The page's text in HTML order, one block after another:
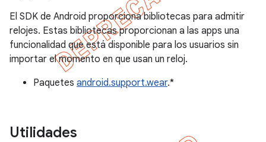
El SDK de Android proporciona bibliotecas para admitir
relojes. Estas bibliotecas proporcionan a las apps una
funcionalidad que está disponible para los usuarios sin
importar el momento en que usan un reloj.
Paquetes android.support.wear.*
Utilidades